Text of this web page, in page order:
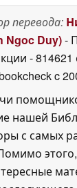
перевода:
Ngoc Duy)-
- 814621
c
нашей
с самых